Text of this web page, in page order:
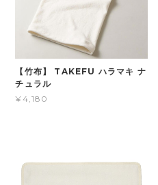
【竹布】 TAKEFU ハラマキ ナ
チュラル
¥4,180